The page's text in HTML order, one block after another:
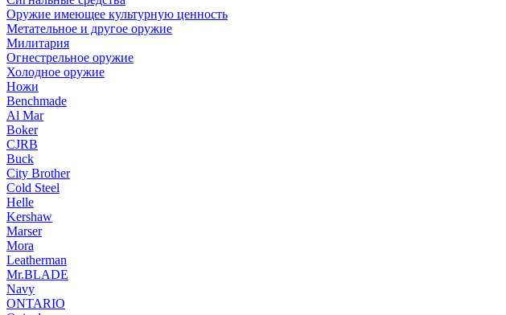
Оружие имеющее культурную ценность
Метательное и другое оружие
Милитария
Огнестрельное оружие
Холодное оружие
Ножи
Benchmade
Al Mar
Boker
CJRB
Buck
City Brother
Cold Steel
Helle
Kershaw
Marser
Mora
Leatherman
Mr.BLADE
Navy
ONTARIO